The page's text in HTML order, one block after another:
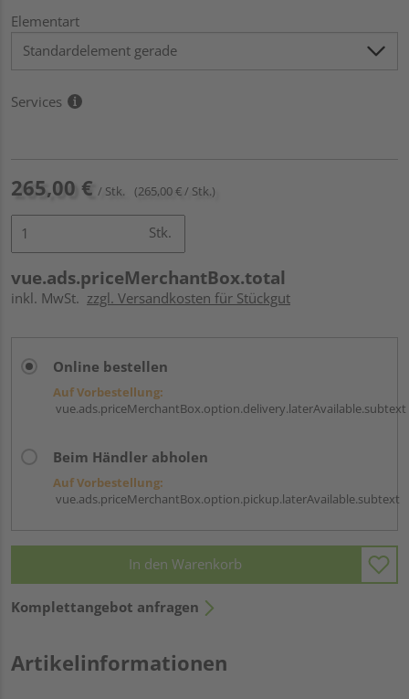
Elementart
Services
265,00 € / Stk. (265,00 € / Stk.)
Stk.
vue.ads.priceMerchantBox.total
inkl. MwSt. zzgl. Versandkosten für Stückgut
Online bestellen
Auf Vorbestellung:
vue.ads.priceMerchantBox.option.delivery.laterAvailable.subtext
Beim Händler abholen
Auf Vorbestellung:
vue.ads.priceMerchantBox.option.pickup.laterAvailable.subtext
In den Warenkorb
Komplettangebot anfragen
Artikelinformationen